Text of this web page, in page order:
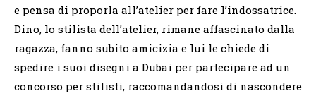
e pensa di proporla all’atelier per fare l’indossatrice.
Dino, lo stilista dell’atelier, rimane affascinato dalla
ragazza, fanno subito amicizia e lui le chiede di
spedire i suoi disegni a Dubai per partecipare ad un
concorso per stilisti, raccomandandosi di nascondere